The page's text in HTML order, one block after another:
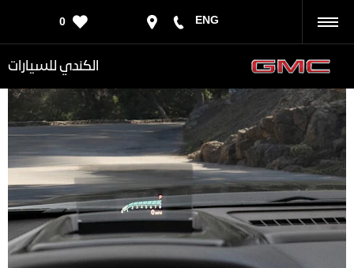
ENG
0
الكندي للسيارات